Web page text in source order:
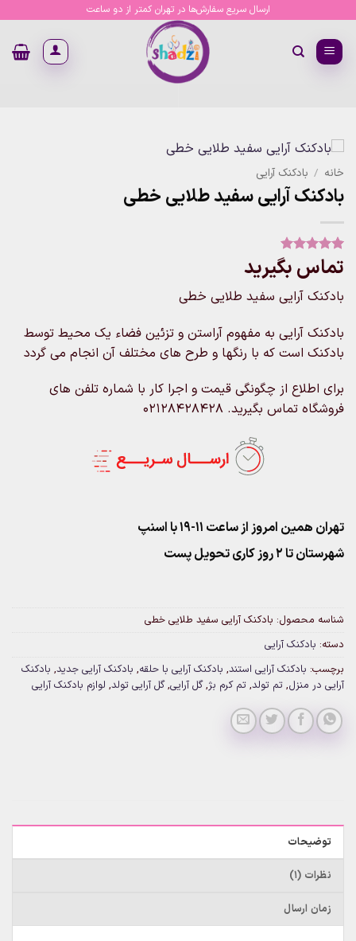
content
ارسال سریع سفارش‌ها در تهران کمتر از دو ساعت
خانه / بادکنک آرایی
بادکنک آرایی سفید طلایی خطی
امتیاز
از
5 امتیاز
1
تماس بگیرید
بادکنک آرایی سفید طلایی خطی
بادکنک آرایی به مفهوم آراستن و تزئین فضاء یک محیط توسط
بادکنک است که با رنگها و طرح های مختلف آن انجام می گردد
برای اطلاع از چگونگی قیمت و اجرا کار با شماره تلفن های
فروشگاه تماس بگیرید. 02128428428
تهران همین امروز از ساعت ۱۱-۱۹ با اسنپ
شهرستان تا 2 روز کاری تحویل پست
شناسه محصول: بادکنک آرایی سفید طلایی خطی
دسته: بادکنک آرایی
برچسب: بادکنک آرایی استند, بادکنک آرایی با حلقه, بادکنک آرایی جدید, بادکنک
آرایی در منزل, تم تولد, تم کرم بژ,گل آرایی,گل آرایی تولد, لوازم بادکنک آرایی
توضیحات
نظرات (1)
زمان ارسال